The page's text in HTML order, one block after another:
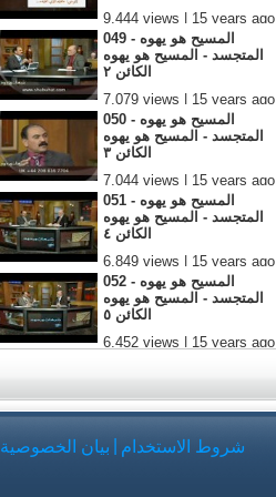
9,444 views | 15 years ago
049 - المسيح هو يهوه
المتجسد - المسيح هو يهوه
الكائن ٢
7,079 views | 15 years ago
050 - المسيح هو يهوه
المتجسد - المسيح هو يهوه
الكائن ٣
7,044 views | 15 years ago
051 - المسيح هو يهوه
المتجسد - المسيح هو يهوه
الكائن ٤
6,849 views | 15 years ago
052 - المسيح هو يهوه
المتجسد - المسيح هو يهوه
الكائن ٥
6,452 views | 15 years ago
بيان الخصوصية شروط الاستخدام